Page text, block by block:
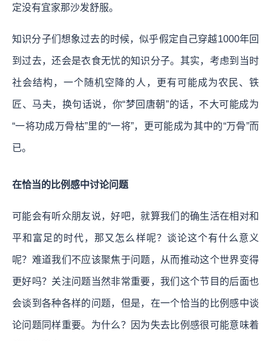
定没有宜家那沙发舒服。
知识分子们想象过去的时候，似乎假定自己穿越1000年回
到过去，还会是衣食无忧的知识分子。其实，考虑到当时
社会结构，一个随机空降的人，更有可能成为农民、铁
匠、马夫，换句话说，你“梦回唐朝”的话，不大可能成为
“一将功成万骨枯”里的“一将”，更可能成为其中的“万骨”而
已。
在恰当的比例感中讨论问题
可能会有听众朋友说，好吧，就算我们的确生活在相对和
平和富足的时代，那又怎么样呢？谈论这个有什么意义
呢？难道我们不应该聚焦于问题，从而推动这个世界变得
更好吗？关注问题当然非常重要，我们这个节目的后面也
会谈到各种各样的问题，但是，在一个恰当的比例感中谈
论问题同样重要。为什么？因为失去比例感很可能意味着